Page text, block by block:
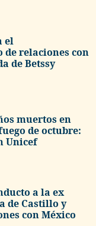
el
relaciones con
de Betssy
muertos en
de octubre:
Unicef
a la ex
de Castillo y
con México